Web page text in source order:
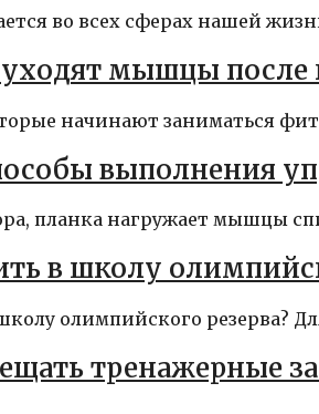
во всех сферах нашей
мышцы после
начинают заниматься
выполнения
планка нагружает мышцы
в школу
олимпийского резерва?
тренажерные